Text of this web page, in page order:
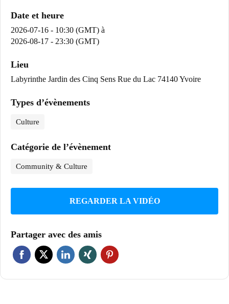
Date et heure
2026-07-16 - 10:30 (GMT) à
2026-08-17 - 23:30 (GMT)
Lieu
Labyrinthe Jardin des Cinq Sens Rue du Lac 74140 Yvoire
Types d’évènements
Culture
Catégorie de l’évènement
Community & Culture
REGARDER LA VIDÉO
Partager avec des amis